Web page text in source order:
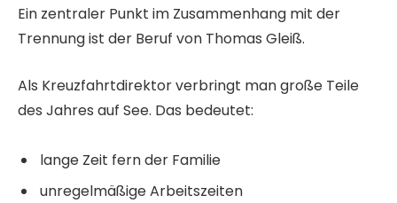
Ein zentraler Punkt im Zusammenhang mit der
Trennung ist der Beruf von Thomas Gleiß.
Als Kreuzfahrtdirektor verbringt man große Teile
des Jahres auf See. Das bedeutet:
lange Zeit fern der Familie
unregelmäßige Arbeitszeiten